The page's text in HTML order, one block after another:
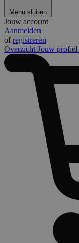
Menu sluiten
Jouw account
Aanmelden
ofregistreren
Overzicht Jouw profiel